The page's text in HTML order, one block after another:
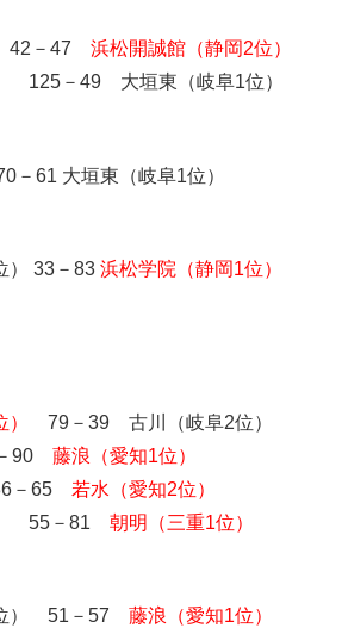
42－47 浜松開誠館（静岡2位）
125－49 大垣東（岐阜1位）
－61 大垣東（岐阜1位）
） 33－83 浜松学院（静岡1位）
） 79－39 古川（岐阜2位）
90 藤浪（愛知1位）
－65 若水（愛知2位）
55－81 朝明（三重1位）
） 51－57 藤浪（愛知1位）